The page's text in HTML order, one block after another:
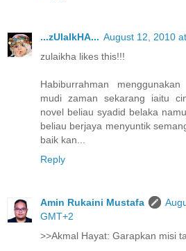
...zUlaIkHA... August 12, 2010
zulaikha likes this!!!
Habiburrahman
mudi zaman sekarang iaitu
novel beliau syadid belaka
beliau berjaya menyuntik
baik kan...
Reply
Amin Rukaini Mustafa
GMT+2
>>Akmal Hayat: Garapkan misi